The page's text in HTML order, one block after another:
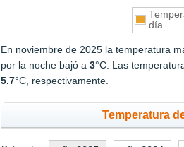
día
En noviembre de 2025 la temperatura
por la noche bajó a3°C. Las
5.7°C, respectivamente.
Temperatura